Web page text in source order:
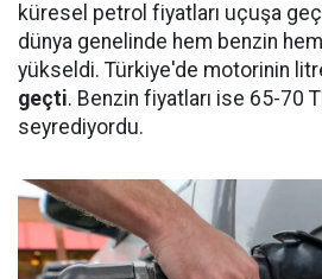
küresel petrol fiyatları uçuşa
dünya genelinde hem benzin
yükseldi. Türkiye'de motorinin
geçti. Benzin fiyatları ise 65-70
seyrediyordu.